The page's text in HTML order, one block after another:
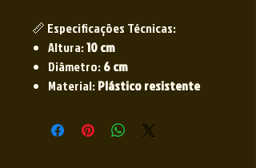
📏 Especificações Técnicas:
Altura:10 cm
Diâmetro:6 cm
Material:Plástico resistente